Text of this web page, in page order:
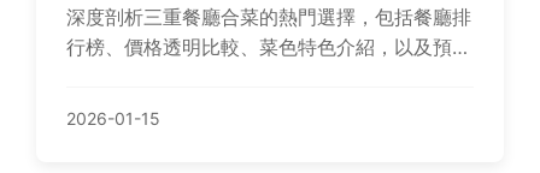
深度剖析三重餐廳合菜的熱門選擇，包括餐廳排
行榜、價格透明比較、菜色特色介紹，以及預訂
餐規劃更輕鬆。
2026-01-15